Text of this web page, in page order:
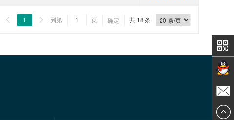
 1  到第 页 确定 共 18 条
在线交
谈
发送邮